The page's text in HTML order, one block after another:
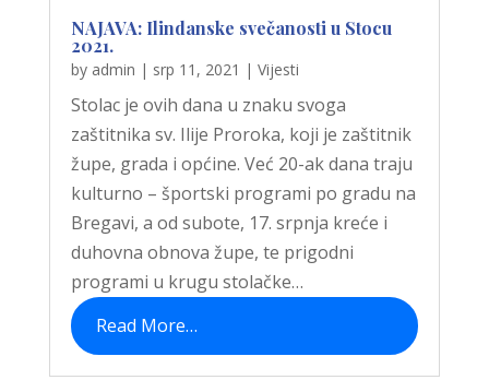
NAJAVA: Ilindanske svečanosti u Stocu
2021.
by admin | srp 11, 2021 | Vijesti
Stolac je ovih dana u znaku svoga
zaštitnika sv. Ilije Proroka, koji je zaštitnik
župe, grada i općine. Već 20-ak dana traju
kulturno – športski programi po gradu na
Bregavi, a od subote, 17. srpnja kreće i
duhovna obnova župe, te prigodni
programi u krugu stolačke…
Read More…